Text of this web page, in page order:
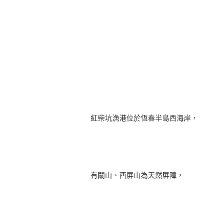
紅柴坑漁港位於恆春半島西海岸，
有關山、西屏山為天然屏障，